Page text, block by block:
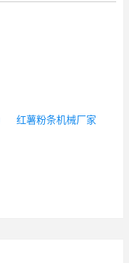
红薯粉条机械厂家